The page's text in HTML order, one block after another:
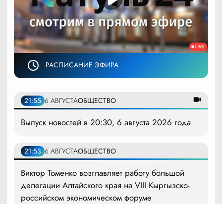
РАСПИСАНИЕ ЭФИРА
21:55 6 АВГУСТАОБЩЕСТВО
Выпуск новостей в 20:30, 6 августа 2026 года
21:53 6 АВГУСТАОБЩЕСТВО
Виктор Томенко возглавляет работу большой
делегации Алтайского края на VIII Кыргызско-
российском экономическом форуме